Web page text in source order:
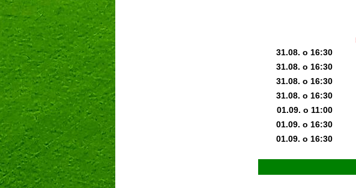
31.08. o 16:30
31.08. o 16:30
31.08. o 16:30
31.08. o 16:30
01.09. o 11:00
01.09. o 16:30
01.09. o 16:30